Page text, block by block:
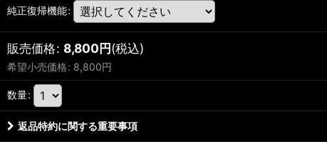
純正復帰機能:
販売価格: 8,800円(税込)
希望小売価格: 8,800円
数量:
返品特約に関する重要事項